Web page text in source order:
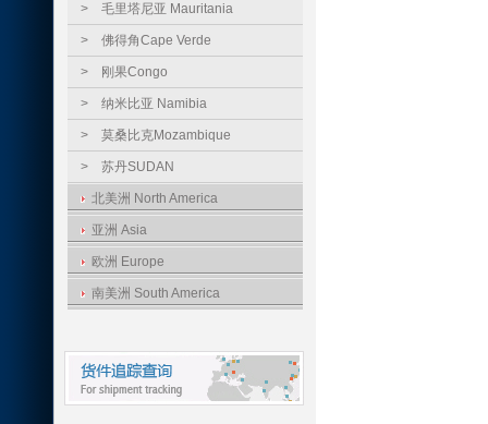
> 毛里塔尼亚 Mauritania
> 佛得角Cape Verde
> 刚果Congo
> 纳米比亚 Namibia
> 莫桑比克Mozambique
> 苏丹SUDAN
北美洲 North America
亚洲 Asia
欧洲 Europe
南美洲 South America